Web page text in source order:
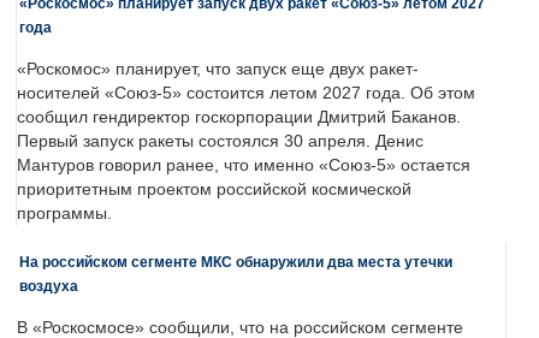
«Роскосмос» планирует запуск двух ракет «Союз-5» летом 2027
года
«Роскомос» планирует, что запуск еще двух ракет-
носителей «Союз-5» состоится летом 2027 года. Об этом
сообщил гендиректор госкорпорации Дмитрий Баканов.
Первый запуск ракеты состоялся 30 апреля. Денис
Мантуров говорил ранее, что именно «Союз-5» остается
приоритетным проектом российской космической
программы.
На российском сегменте МКС обнаружили два места утечки
воздуха
В «Роскосмосе» сообщили, что на российском сегменте